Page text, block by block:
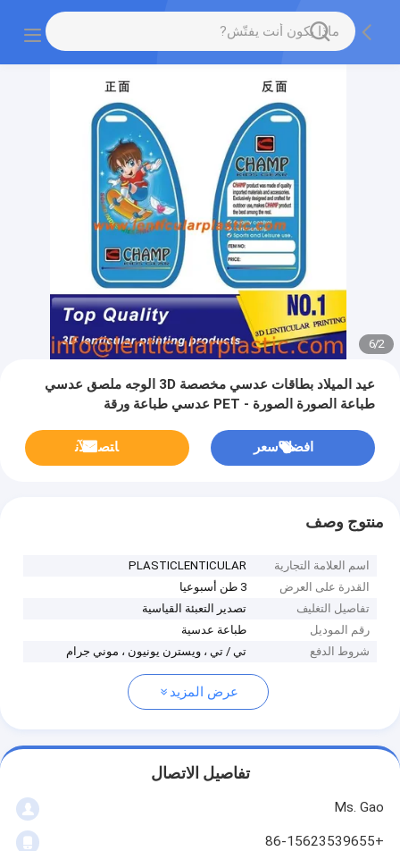
2
/
6
عيد الميلاد بطاقات عدسي مخصصة 3D الوجه ملصق عدسي
طباعة الصورة الصورة - PET عدسي طباعة ورقة
افضل سعر ﺎﺘﺼﻟ ﺍﻶﻧ
منتوج وصف
اسم العلامة التجارية
PLASTICLENTICULAR
القدرة على العرض
3 طن أسبوعيا
تفاصيل التغليف
تصدير التعبئة القياسية
رقم الموديل
طباعة عدسية
شروط الدفع
تي / تي ، ويسترن يونيون ، موني جرام
عرض المزيد
تفاصيل الاتصال
Ms. Gao
+86-15623539655